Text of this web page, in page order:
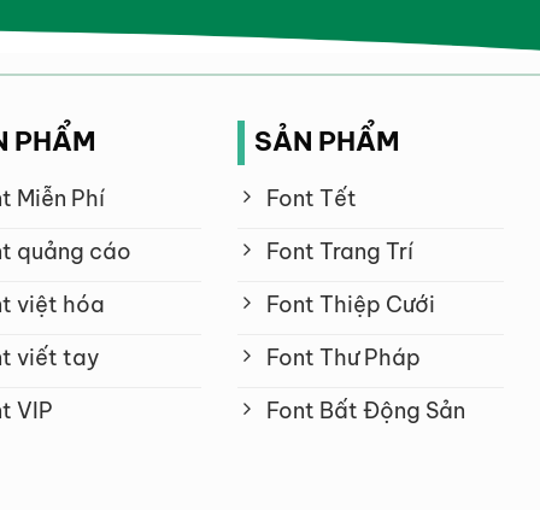
PHẨM
Miễn Phí
quảng cáo
việt hóa
viết tay
VIP
SẢN PHẨM
Font Tết
Font Trang Trí
Font Thiệp Cưới
Font Thư Pháp
Font Bất Động Sản